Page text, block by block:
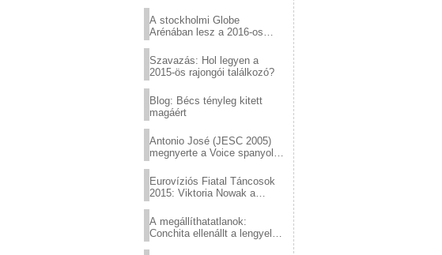
A stockholmi Globe
Arénában lesz a 2016-os
Szavazás: Hol legyen a
2015-ös rajongói találkozó?
Blog: Bécs tényleg kitett
magáért
Antonio José (JESC 2005)
megnyerte a Voice spanyol
Eurovíziós Fiatal Táncosok
2015: Viktoria Nowak a
A megállíthatatlanok:
Conchita ellenállt a lengyel